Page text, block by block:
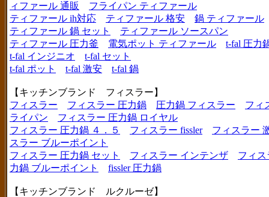
ィファール 通販
フライパン ティファール
ティファール ih対応
ティファール 格安
鍋 ティファール
ティファール 鍋 セット
ティファール ソースパン
ティファール 圧力釜
電気ポット ティファール
t-fal 圧力
t-fal インジニオ
t-fal セット
t-fal ポット
t-fal 激安 t-fal 鍋
【キッチンブランド フィスラー】
フィスラー
フィスラー 圧力鍋 圧力鍋 フィスラー
フィ
ライパン
フィスラー 圧力鍋 ロイヤル
フィスラー 圧力鍋 ４．５
フィスラー fissler
フィスラー
スラー ブルーポイント
フィスラー 圧力鍋 セット
フィスラー インテンザ
フィ
力鍋 ブルーポイント
fissler 圧力鍋
【キッチンブランド ルクルーゼ】